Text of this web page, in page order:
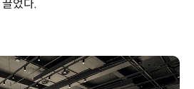
었다.